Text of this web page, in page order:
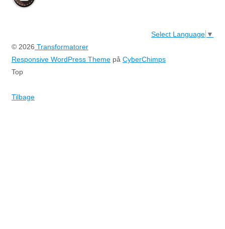
Select Language ▼
© 2026 Transformatorer
Responsive WordPress Theme på CyberChimps
Top
Tilbage